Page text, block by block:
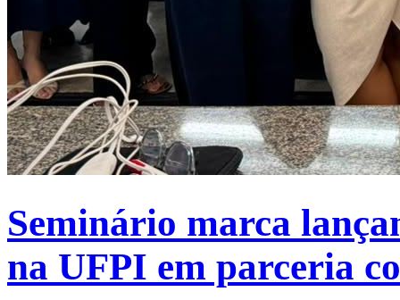
Seminário marca
na UFPI em parceria